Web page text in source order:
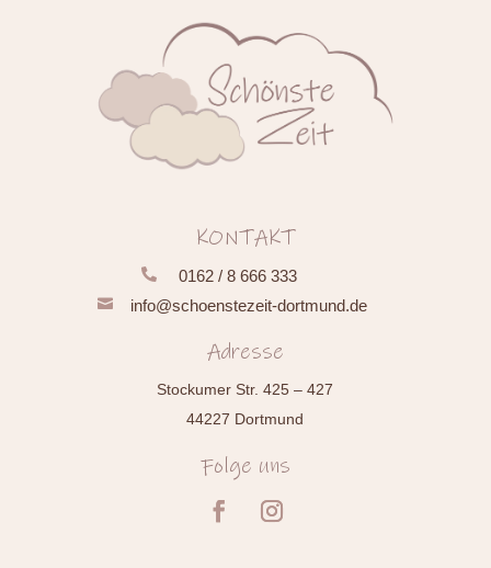
KONTAKT
 0162 / 8 666 333
 info@schoenstezeit-dortmund.de
Adresse
Stockumer Str. 425 – 427
44227 Dortmund
Folge uns